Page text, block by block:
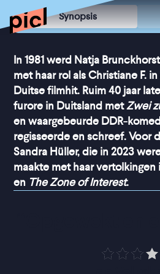
Synopsis
In 1981 werd Natja
met haar rol als Christiane F.
Duitse filmhit. Ruim 40 jaar
furore in Duitsland metZwei
en waargebeurde DDR-
regisseerde en schreef. Voor
Sandra Hüller, die in 2023
maakte met haar
en The Zone of Interest.